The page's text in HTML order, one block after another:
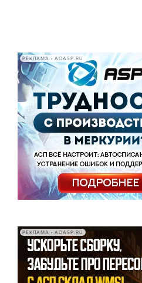
РЕКЛАМА • AOASP.RU
РЕКЛАМА • AOASP.RU